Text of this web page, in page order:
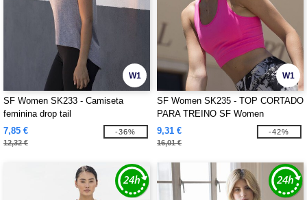
W1
SF Women SK233 - Camiseta
feminina drop tail
7,85 €
12,32 €
-36%
W1
SF Women SK235 - TOP CORTADO
PARA TREINO SF Women
9,31 €
16,01 €
-42%